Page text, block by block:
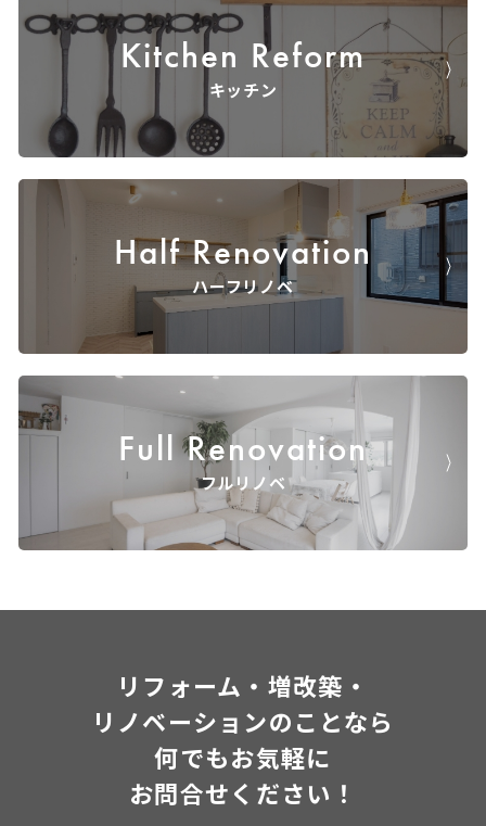
Kitchen Reform
キッチン
Half Renovation
ハーフリノベ
Full Renovation
フルリノベ
リフォーム・増改築・
リノベーションのことなら
何でもお気軽に
お問合せください！